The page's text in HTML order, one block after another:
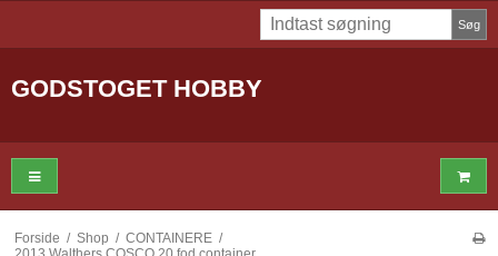
Søg
GODSTOGET HOBBY
Forside / Shop / CONTAINERE /